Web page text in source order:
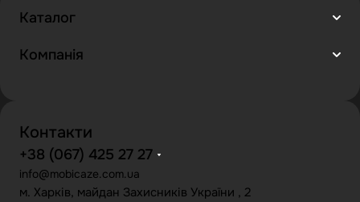
Каталог
Компанія
Контакти
+38 (067) 425 27 27
info@mobicaze.com.ua
м. Харків, майдан Захисників України , 2